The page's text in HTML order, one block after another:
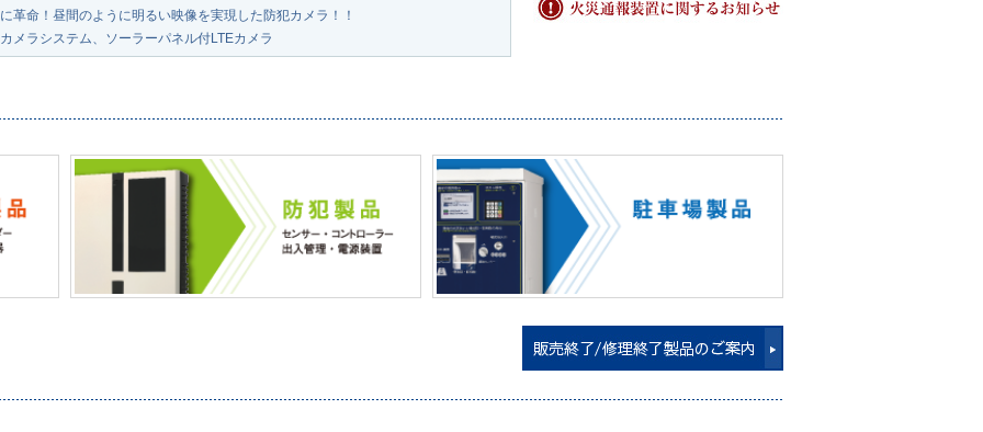
革命！昼間のように明るい映像を実現した防犯カメラ！！
メラシステム、ソーラーパネル付LTEカメラ